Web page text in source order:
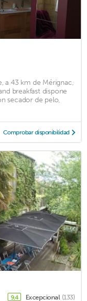
a 43 km de Mérignac,
breakfast dispone
secador de pelo,
Comprobar disponibilidad
9,4 Excepcional (133)